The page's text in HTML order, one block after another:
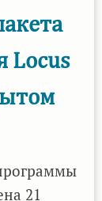
Locus
21